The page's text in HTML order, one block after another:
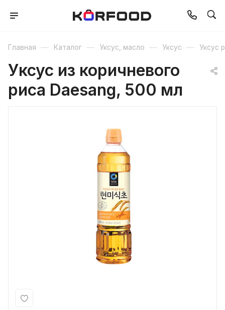
Главная — Каталог — Уксус, масло — Уксус — Уксус
Уксус из коричневого
риса Daesang, 500 мл